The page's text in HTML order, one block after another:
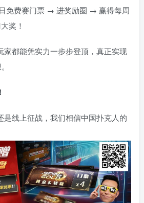
免费赛门票 → 进奖励圈 → 赢得每周
奖！
家都能凭实力一步步登顶，真正实现
是线上征战，我们相信中国扑克人的